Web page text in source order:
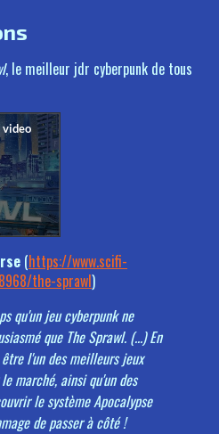
, le meilleur jdr cyberpunk de tous
(https://www.scifi-
the-sprawl)
qu'un jeu cyberpunk ne
que The Sprawl. (...) En
l'un des meilleurs jeux
marché, ainsi qu'un des
le système Apocalypse
de passer à côté !